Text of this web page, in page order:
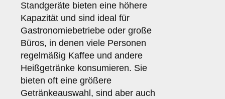
Standgeräte bieten eine höhere
Kapazität und sind ideal für
Gastronomiebetriebe oder große
Büros, in denen viele Personen
regelmäßig Kaffee und andere
Heißgetränke konsumieren. Sie
bieten oft eine größere
Getränkeauswahl, sind aber auch